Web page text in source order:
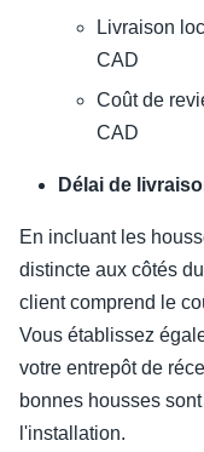
Livraison
CAD
Coût de
CAD
Délai de
En incluant les
distincte aux côtés
client comprend le
Vous établissez
votre entrepôt de
bonnes housses
l'installation.